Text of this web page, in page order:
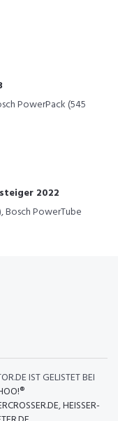
PowerPack (545
2022
Bosch PowerTube
IST GELISTET BEI
,HEISSER-